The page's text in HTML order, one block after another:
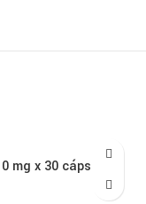
mg x 30 cáps